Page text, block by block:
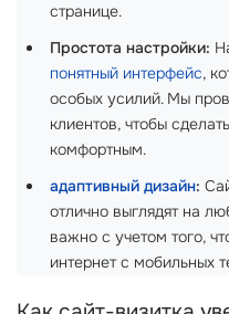
странице.
Простота настройки:
понятный интерфейс,
особых усилий. Мы
клиентов, чтобы
комфортным.
адаптивный дизайн:
отлично выглядят на
важно с учетом того,
интернет с мобильных